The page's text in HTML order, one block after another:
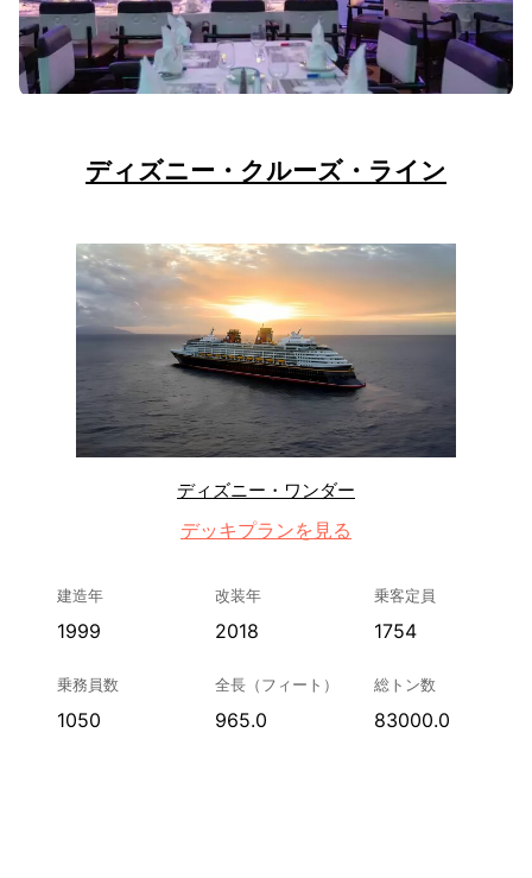
ディズニー・クルーズ・ライン
ディズニー・ワンダー
デッキプランを見る
建造年
1999
改装年
2018
乗客定員
1754
乗務員数
1050
全長（フィート）
965.0
総トン数
83000.0